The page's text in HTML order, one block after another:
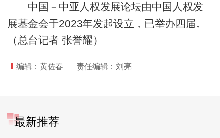
中国－中亚人权发展论坛由中国人权发
展基金会于2023年发起设立，已举办四届。
（总台记者 张誉耀）
编辑：黄佐春 责任编辑：刘亮
最新推荐